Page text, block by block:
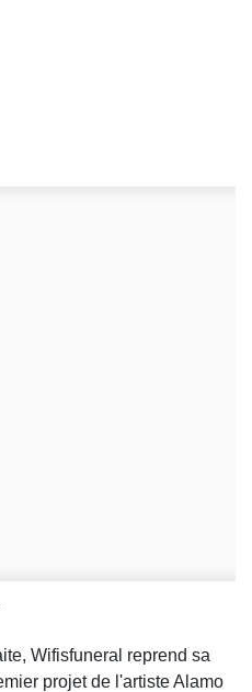
Wifisfuneral reprend sa
projet de l'artiste Alamo